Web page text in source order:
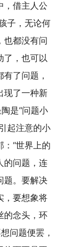
，借主人公
子，无论何
也都没有问
了，也可以
了问题，
现了一种新
是“问题小
起注意的小
“世界上的
的问题，连
题。要解决
，要想象将
念头，环
问题便罢，